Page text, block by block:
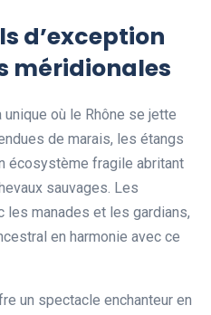
d’exception
méridionales
où le Rhône se jette
de marais, les étangs
écosystème fragile abritant
sauvages. Les
les manades et les gardians,
en harmonie avec ce
un spectacle enchanteur en